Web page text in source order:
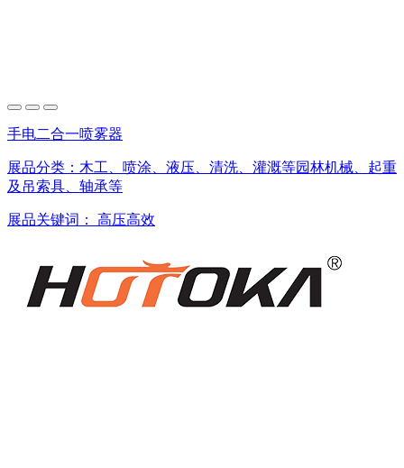
手电二合一喷雾器
展品分类： 木工、喷涂、液压、清洗、灌溉等园林机械、起重
及吊索具、轴承等
展品关键词： 高压高效